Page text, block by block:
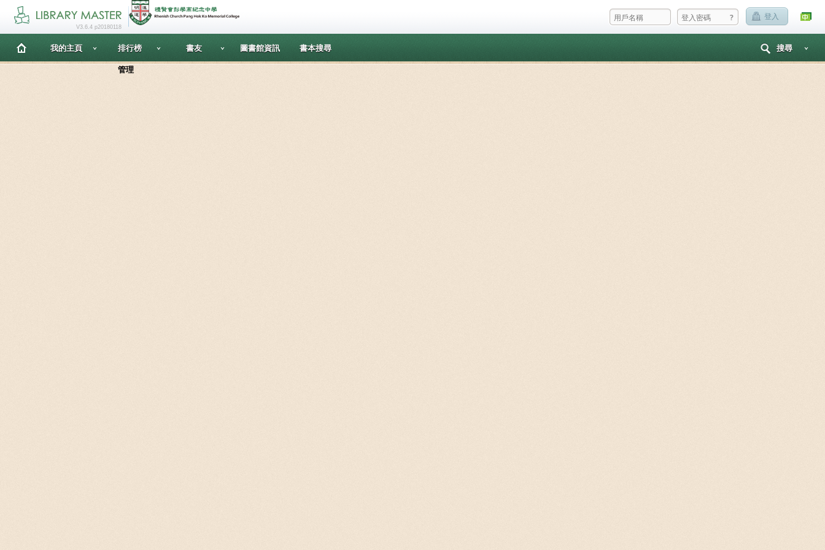
? 登入
V3.6.4 p20180118
我的主頁 排行榜 書友 圖書館資訊 書本搜尋 搜尋
管理